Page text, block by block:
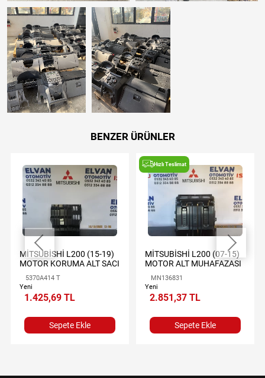
BENZER ÜRÜNLER
MİTSUBİSHİ L200 (15-19)
MOTOR KORUMA ALT SACI
5370A414 T
Yeni
1.425,69 TL
Sepete Ekle
Hızlı Teslimat
MİTSUBİSHİ L200 (07-15)
MOTOR ALT MUHAFAZASI
MN136831
Yeni
2.851,37 TL
Sepete Ekle